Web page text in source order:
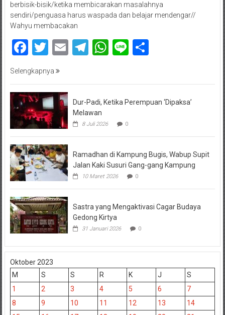
berbisik-bisik/ketika membicarakan masalahnya
sendiri/penguasa harus waspada dan belajar mendengar//
Wahyu membacakan
Facebook
Twitter
EmailTelegram
WhatsApp
LineShare
Selengkapnya
Dur-Padi, Ketika Perempuan ‘Dipaksa’
Melawan
8 Juli 2026 0
Ramadhan di Kampung Bugis, Wabup Supit
Jalan Kaki Susuri Gang-gang Kampung
10 Maret 2026 0
Sastra yang Mengaktivasi Cagar Budaya
Gedong Kirtya
31 Januari 2026 0
Oktober 2023
M
S S R K J
S
1
2 3 4 5 6
7
8
9 10 11 12 13
14